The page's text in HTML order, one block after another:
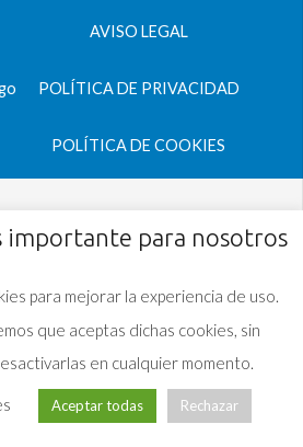
AVISO LEGAL
POLÍTICA DE PRIVACIDAD
POLÍTICA DE COOKIES
importante para nosotros
para mejorar la experiencia de uso.
que aceptas dichas cookies, sin
en cualquier momento.
Aceptar todas Rechazar